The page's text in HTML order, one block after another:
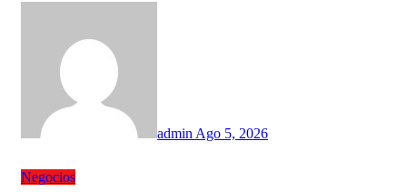
admin Ago 5, 2026
Negocios